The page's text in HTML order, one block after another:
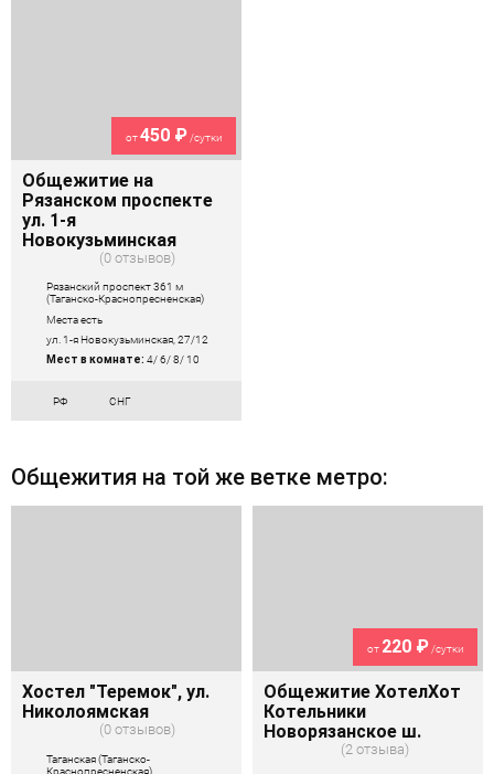
от450 ₽/сутки
Общежитие на
Рязанском проспекте
ул. 1-я
Новокузьминская
0 отзывов
Рязанский проспект 361 м
(Таганско-Краснопресненская)
Места есть
ул. 1-я Новокузьминская, 27/12
Мест в комнате: 4/ 6/ 8/ 10
РФ СНГ
Общежития на той же ветке метро:
Хостел "Теремок", ул.
Николоямская
0 отзывов
Таганская (Таганско-
Краснопресненская)
от 220 ₽ /сутки
Общежитие ХотелХот
Котельники
Новорязанское ш.
2 отзыва